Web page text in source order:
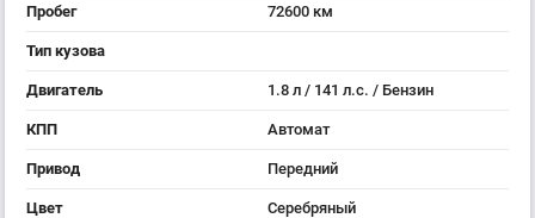
Пробег 72600 км
Тип кузова
Двигатель 1.8 л / 141 л.с. / Бензин
КПП Автомат
Привод Передний
Цвет Серебряный